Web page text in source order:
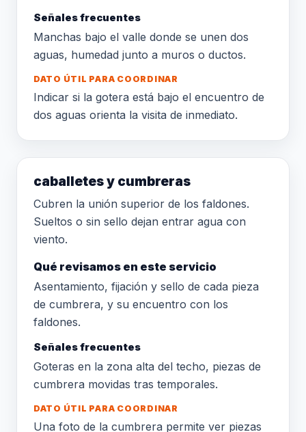
Señales frecuentes
Manchas bajo el valle donde se unen dos
aguas, humedad junto a muros o ductos.
DATO ÚTIL PARA COORDINAR
Indicar si la gotera está bajo el encuentro de
dos aguas orienta la visita de inmediato.
caballetes y cumbreras
Cubren la unión superior de los faldones.
Sueltos o sin sello dejan entrar agua con
viento.
Qué revisamos en este servicio
Asentamiento, fijación y sello de cada pieza
de cumbrera, y su encuentro con los
faldones.
Señales frecuentes
Goteras en la zona alta del techo, piezas de
cumbrera movidas tras temporales.
DATO ÚTIL PARA COORDINAR
Una foto de la cumbrera permite ver piezas